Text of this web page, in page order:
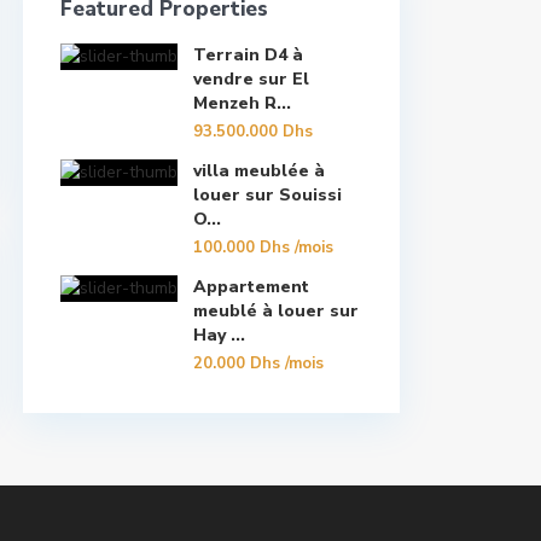
Featured Properties
Terrain D4 à
vendre sur El
Menzeh R...
93.500.000 Dhs
villa meublée à
louer sur Souissi
O...
100.000 Dhs/mois
Appartement
meublé à louer sur
Hay ...
20.000 Dhs/mois